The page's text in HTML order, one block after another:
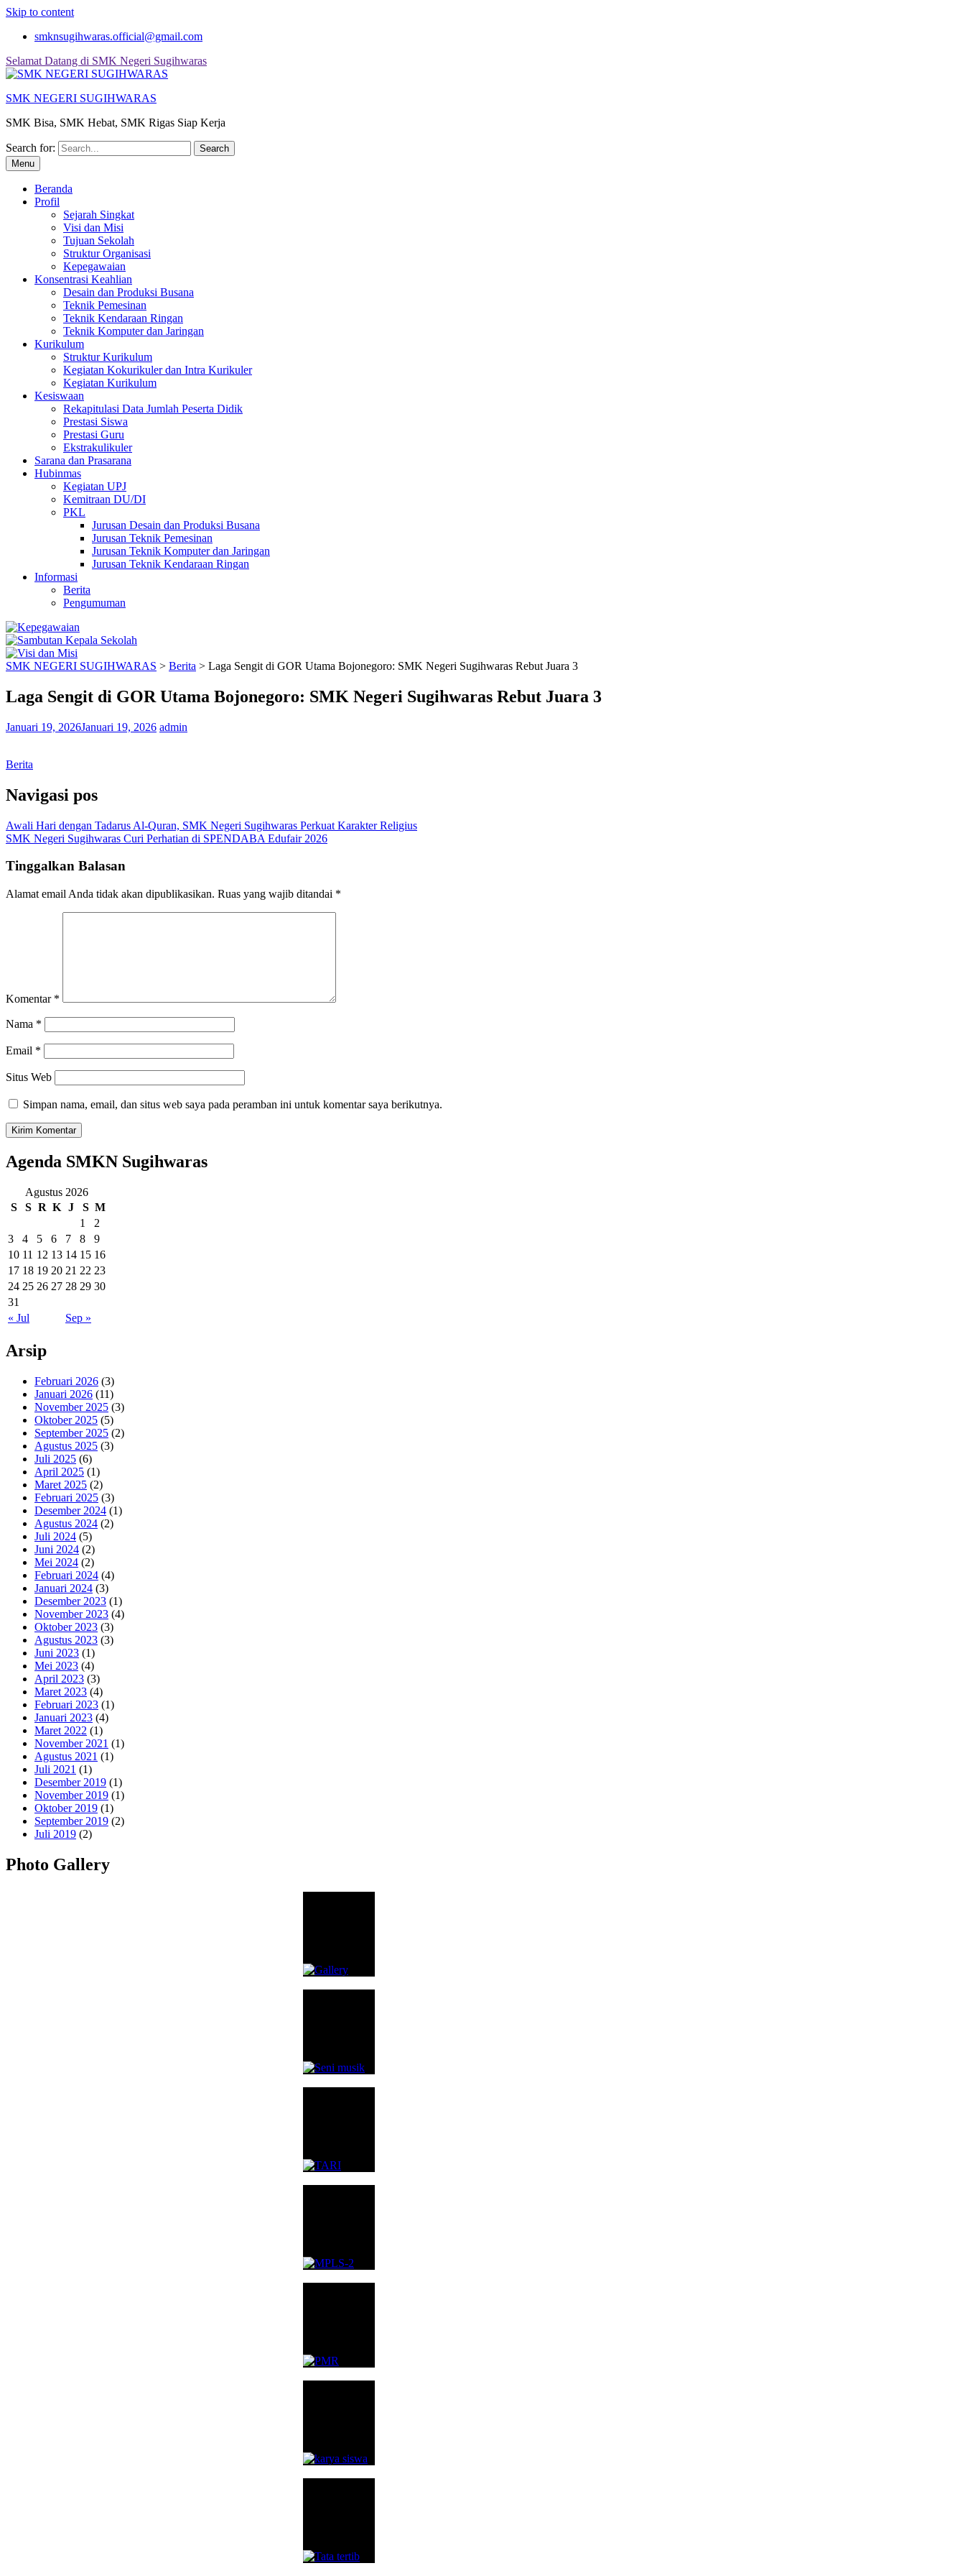
Skip to content
smknsugihwaras.official@gmail.com
Selamat Datang di SMK Negeri Sugihwaras
SMK NEGERI SUGIHWARAS
SMK Bisa, SMK Hebat, SMK Rigas Siap Kerja
Search for:
Menu
Beranda
Profil
Sejarah Singkat
Visi dan Misi
Tujuan Sekolah
Struktur Organisasi
Kepegawaian
Konsentrasi Keahlian
Desain dan Produksi Busana
Teknik Pemesinan
Teknik Kendaraan Ringan
Teknik Komputer dan Jaringan
Kurikulum
Struktur Kurikulum
Kegiatan Kokurikuler dan Intra Kurikuler
Kegiatan Kurikulum
Kesiswaan
Rekapitulasi Data Jumlah Peserta Didik
Prestasi Siswa
Prestasi Guru
Ekstrakulikuler
Sarana dan Prasarana
Hubinmas
Kegiatan UPJ
Kemitraan DU/DI
PKL
Jurusan Desain dan Produksi Busana
Jurusan Teknik Pemesinan
Jurusan Teknik Komputer dan Jaringan
Jurusan Teknik Kendaraan Ringan
Informasi
Berita
Pengumuman
SMK NEGERI SUGIHWARAS > Berita > Laga Sengit di GOR Utama Bojonegoro: SMK Negeri Sugihwaras Rebut Juara 3
Laga Sengit di GOR Utama Bojonegoro: SMK Negeri Sugihwaras Rebut Juara 3
Januari 19, 2026Januari 19, 2026 admin
Berita
Navigasi pos
Awali Hari dengan Tadarus Al-Quran, SMK Negeri Sugihwaras Perkuat Karakter Religius
SMK Negeri Sugihwaras Curi Perhatian di SPENDABA Edufair 2026
Tinggalkan Balasan
Alamat email Anda tidak akan dipublikasikan. Ruas yang wajib ditandai *
Komentar *
Nama *
Email *
Situs Web
Simpan nama, email, dan situs web saya pada peramban ini untuk komentar saya berikutnya.
Agenda SMKN Sugihwaras
Agustus 2026
S
S R K J S M
1
2
3
4 5 6 7 8
9
10 11 12 13 14 15 16
17 18 19 20 21 22 23
24 25 26 27 28 29 30
31
« Jul
Sep »
Arsip
Februari 2026 (3)
Januari 2026 (11)
November 2025 (3)
Oktober 2025 (5)
September 2025 (2)
Agustus 2025 (3)
Juli 2025 (6)
April 2025 (1)
Maret 2025 (2)
Februari 2025 (3)
Desember 2024 (1)
Agustus 2024 (2)
Juli 2024 (5)
Juni 2024 (2)
Mei 2024 (2)
Februari 2024 (4)
Januari 2024 (3)
Desember 2023 (1)
November 2023 (4)
Oktober 2023 (3)
Agustus 2023 (3)
Juni 2023 (1)
Mei 2023 (4)
April 2023 (3)
Maret 2023 (4)
Februari 2023 (1)
Januari 2023 (4)
Maret 2022 (1)
November 2021 (1)
Agustus 2021 (1)
Juli 2021 (1)
Desember 2019 (1)
November 2019 (1)
Oktober 2019 (1)
September 2019 (2)
Juli 2019 (2)
Photo Gallery